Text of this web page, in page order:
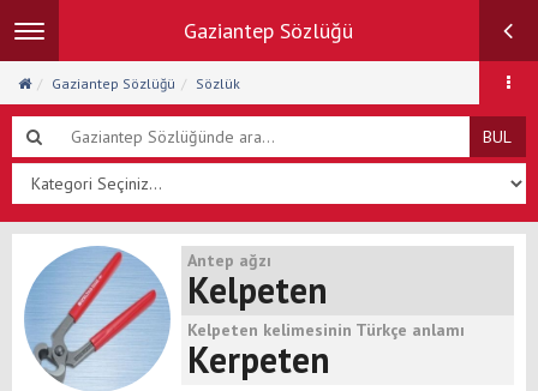
Toggle
navigation
Gaziantep Sözlüğü
Gaziantep Sözlüğü Sözlük
BUL
Antep ağzı
Kelpeten
Kelpeten kelimesinin Türkçe anlamı
Kerpeten